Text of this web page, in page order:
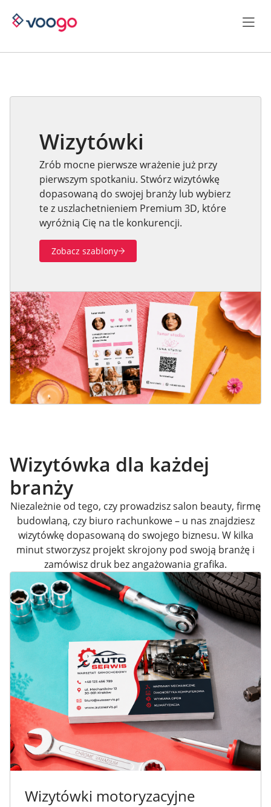
Wizytówki
Zrób mocne pierwsze wrażenie już przy
pierwszym spotkaniu. Stwórz wizytówkę
dopasowaną do swojej branży lub wybierz
te z uszlachetnieniem Premium 3D, które
wyróżnią Cię na tle konkurencji.
Zobacz szablony
Wizytówka dla każdej
branży
Niezależnie od tego, czy prowadzisz salon beauty, firmę
budowlaną, czy biuro rachunkowe – u nas znajdziesz
wizytówkę dopasowaną do swojego biznesu. W kilka
minut stworzysz projekt skrojony pod swoją branżę i
zamówisz druk bez angażowania grafika.
Wizytówki motoryzacyjne